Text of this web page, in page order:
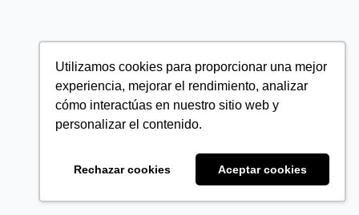
Utilizamos cookies para proporcionar una mejor
experiencia, mejorar el rendimiento, analizar
cómo interactúas en nuestro sitio web y
personalizar el contenido.
Rechazar cookies Aceptar cookies